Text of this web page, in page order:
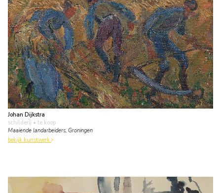
Johan Dijkstra
schilderij • te koop
Maaiende landarbeiders, Groningen
bekijk kunstwerk